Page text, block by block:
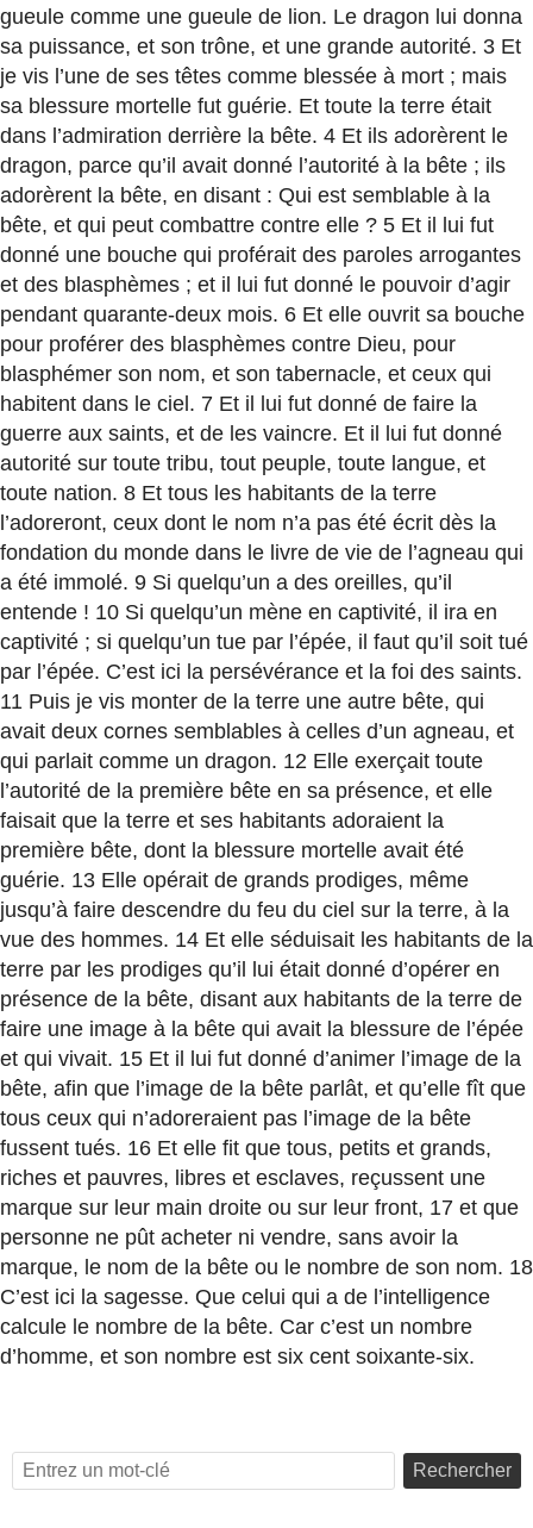
gueule comme une gueule de lion. Le dragon lui donna
sa puissance, et son trône, et une grande autorité. 3 Et
je vis l’une de ses têtes comme blessée à mort ; mais
sa blessure mortelle fut guérie. Et toute la terre était
dans l’admiration derrière la bête. 4 Et ils adorèrent le
dragon, parce qu’il avait donné l’autorité à la bête ; ils
adorèrent la bête, en disant : Qui est semblable à la
bête, et qui peut combattre contre elle ? 5 Et il lui fut
donné une bouche qui proférait des paroles arrogantes
et des blasphèmes ; et il lui fut donné le pouvoir d’agir
pendant quarante-deux mois. 6 Et elle ouvrit sa bouche
pour proférer des blasphèmes contre Dieu, pour
blasphémer son nom, et son tabernacle, et ceux qui
habitent dans le ciel. 7 Et il lui fut donné de faire la
guerre aux saints, et de les vaincre. Et il lui fut donné
autorité sur toute tribu, tout peuple, toute langue, et
toute nation. 8 Et tous les habitants de la terre
l’adoreront, ceux dont le nom n’a pas été écrit dès la
fondation du monde dans le livre de vie de l’agneau qui
a été immolé. 9 Si quelqu’un a des oreilles, qu’il
entende ! 10 Si quelqu’un mène en captivité, il ira en
captivité ; si quelqu’un tue par l’épée, il faut qu’il soit tué
par l’épée. C’est ici la persévérance et la foi des saints.
11 Puis je vis monter de la terre une autre bête, qui
avait deux cornes semblables à celles d’un agneau, et
qui parlait comme un dragon. 12 Elle exerçait toute
l’autorité de la première bête en sa présence, et elle
faisait que la terre et ses habitants adoraient la
première bête, dont la blessure mortelle avait été
guérie. 13 Elle opérait de grands prodiges, même
jusqu’à faire descendre du feu du ciel sur la terre, à la
vue des hommes. 14 Et elle séduisait les habitants de la
terre par les prodiges qu’il lui était donné d’opérer en
présence de la bête, disant aux habitants de la terre de
faire une image à la bête qui avait la blessure de l’épée
et qui vivait. 15 Et il lui fut donné d’animer l’image de la
bête, afin que l’image de la bête parlât, et qu’elle fît que
tous ceux qui n’adoreraient pas l’image de la bête
fussent tués. 16 Et elle fit que tous, petits et grands,
riches et pauvres, libres et esclaves, reçussent une
marque sur leur main droite ou sur leur front, 17 et que
personne ne pût acheter ni vendre, sans avoir la
marque, le nom de la bête ou le nombre de son nom. 18
C’est ici la sagesse. Que celui qui a de l’intelligence
calcule le nombre de la bête. Car c’est un nombre
d’homme, et son nombre est six cent soixante-six.
Rechercher